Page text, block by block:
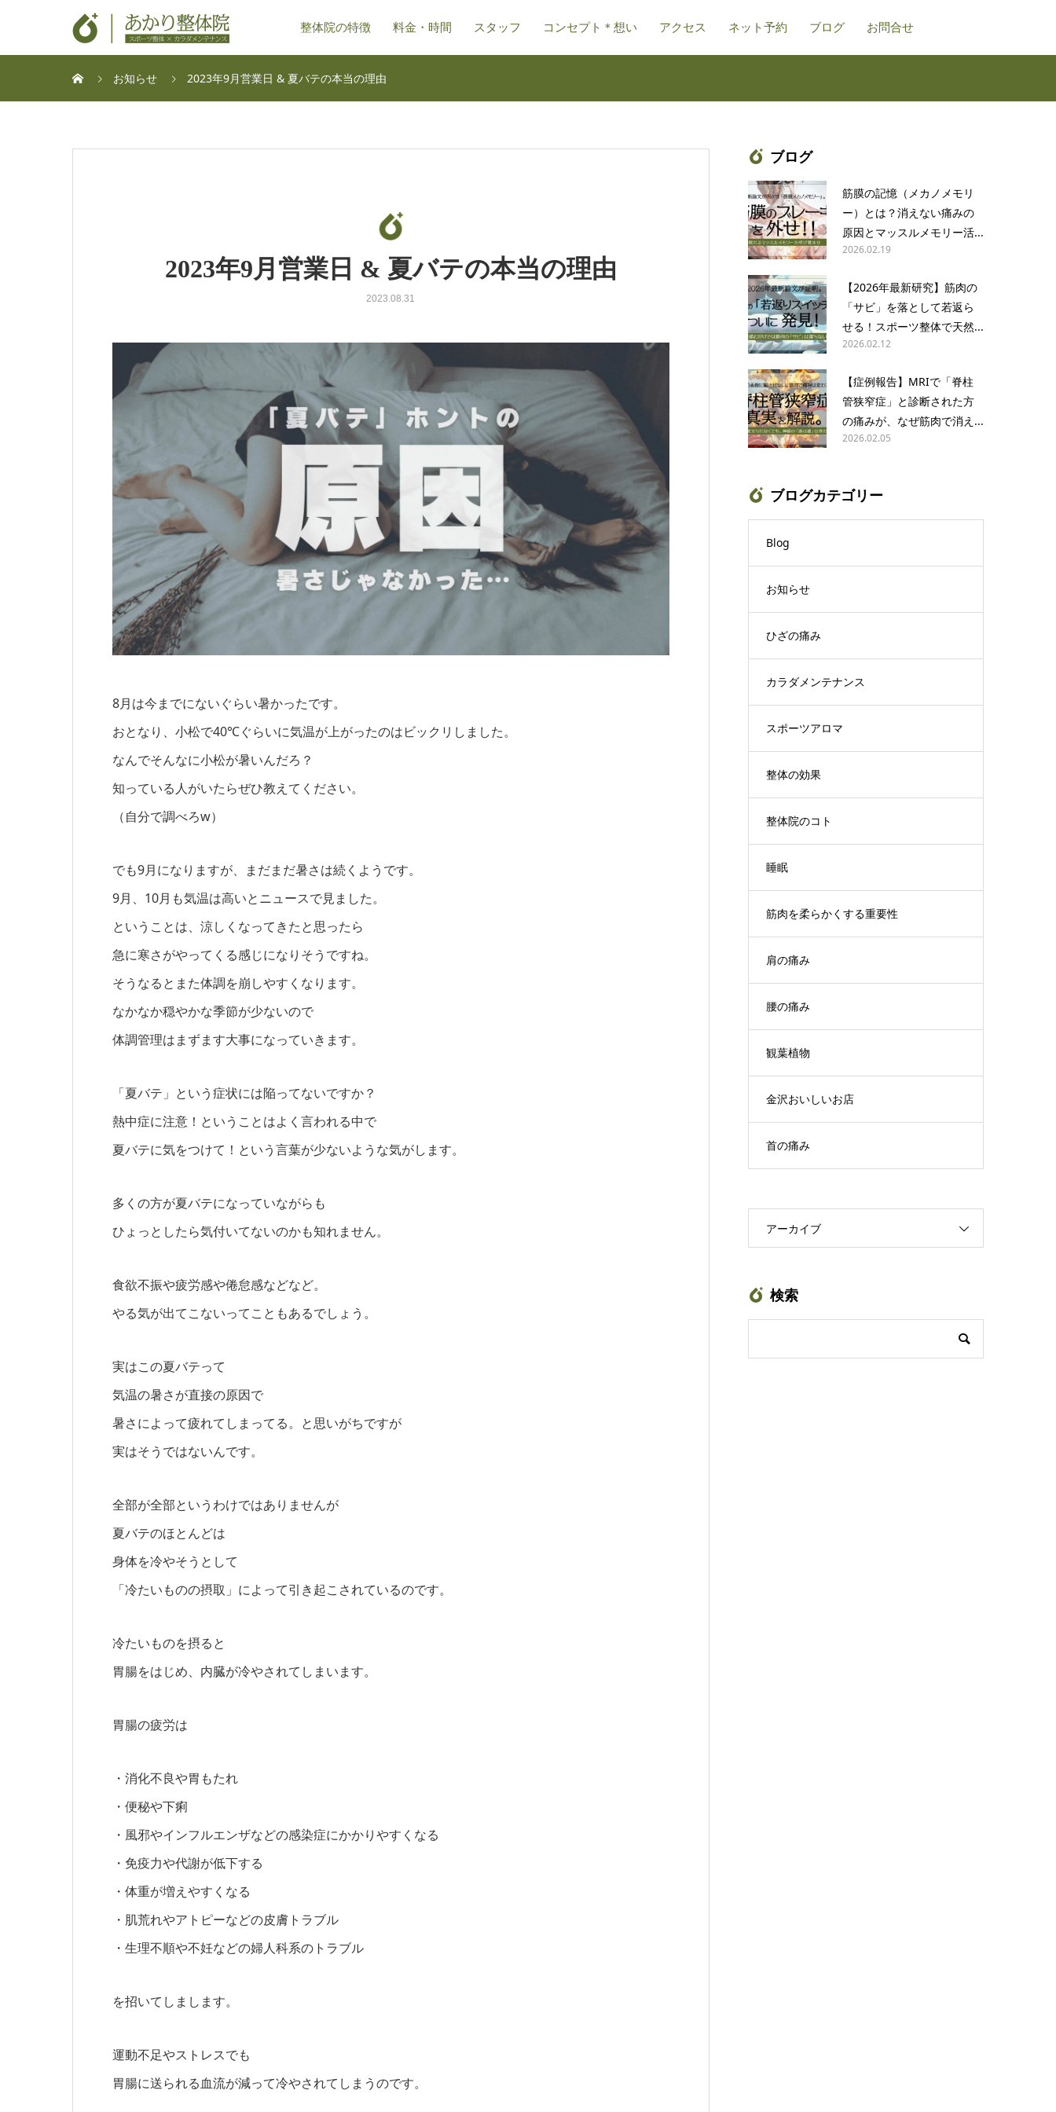
整体院の特徴 料金・時間 スタッフ コンセプト＊想い アクセス ネット予約 ブログ お問合せ
お知らせ 2023年9月営業日 & 夏バテの本当の理由
2023年9月営業日 & 夏バテの本当の理由
2023.08.31
8月は今までにないぐらい暑かったです。
おとなり、小松で40℃ぐらいに気温が上がったのはビックリしました。
なんでそんなに小松が暑いんだろ？
知っている人がいたらぜひ教えてください。
（自分で調べろw）
でも9月になりますが、まだまだ暑さは続くようです。
9月、10月も気温は高いとニュースで見ました。
ということは、涼しくなってきたと思ったら
急に寒さがやってくる感じになりそうですね。
そうなるとまた体調を崩しやすくなります。
なかなか穏やかな季節が少ないので
体調管理はまずます大事になっていきます。
「夏バテ」という症状には陥ってないですか？
熱中症に注意！ということはよく言われる中で
夏バテに気をつけて！という言葉が少ないような気がします。
多くの方が夏バテになっていながらも
ひょっとしたら気付いてないのかも知れません。
食欲不振や疲労感や倦怠感などなど。
やる気が出てこないってこともあるでしょう。
実はこの夏バテって
気温の暑さが直接の原因で
暑さによって疲れてしまってる。と思いがちですが
実はそうではないんです。
全部が全部というわけではありませんが
夏バテのほとんどは
身体を冷やそうとして
「冷たいものの摂取」によって引き起こされているのです。
冷たいものを摂ると
胃腸をはじめ、内臓が冷やされてしまいます。
胃腸の疲労は
・消化不良や胃もたれ
・便秘や下痢
・風邪やインフルエンザなどの感染症にかかりやすくなる
・免疫力や代謝が低下する
・体重が増えやすくなる
・肌荒れやアトピーなどの皮膚トラブル
・生理不順や不妊などの婦人科系のトラブル
を招いてしまします。
運動不足やストレスでも
胃腸に送られる血流が減って冷やされてしまうのです。
ブログ
筋膜の記憶（メカノメモリ
ー）とは？消えない痛みの
原因とマッスルメモリー活...
2026.02.19
【2026年最新研究】筋肉の
「サビ」を落として若返ら
せる！スポーツ整体で天然...
2026.02.12
【症例報告】MRIで「脊柱
管狭窄症」と診断された方
の痛みが、なぜ筋肉で消え...
2026.02.05
ブログカテゴリー
Blog
お知らせ
ひざの痛み
カラダメンテナンス
スポーツアロマ
整体の効果
整体院のコト
睡眠
筋肉を柔らかくする重要性
肩の痛み
腰の痛み
観葉植物
金沢おいしいお店
首の痛み
アーカイブ
検索